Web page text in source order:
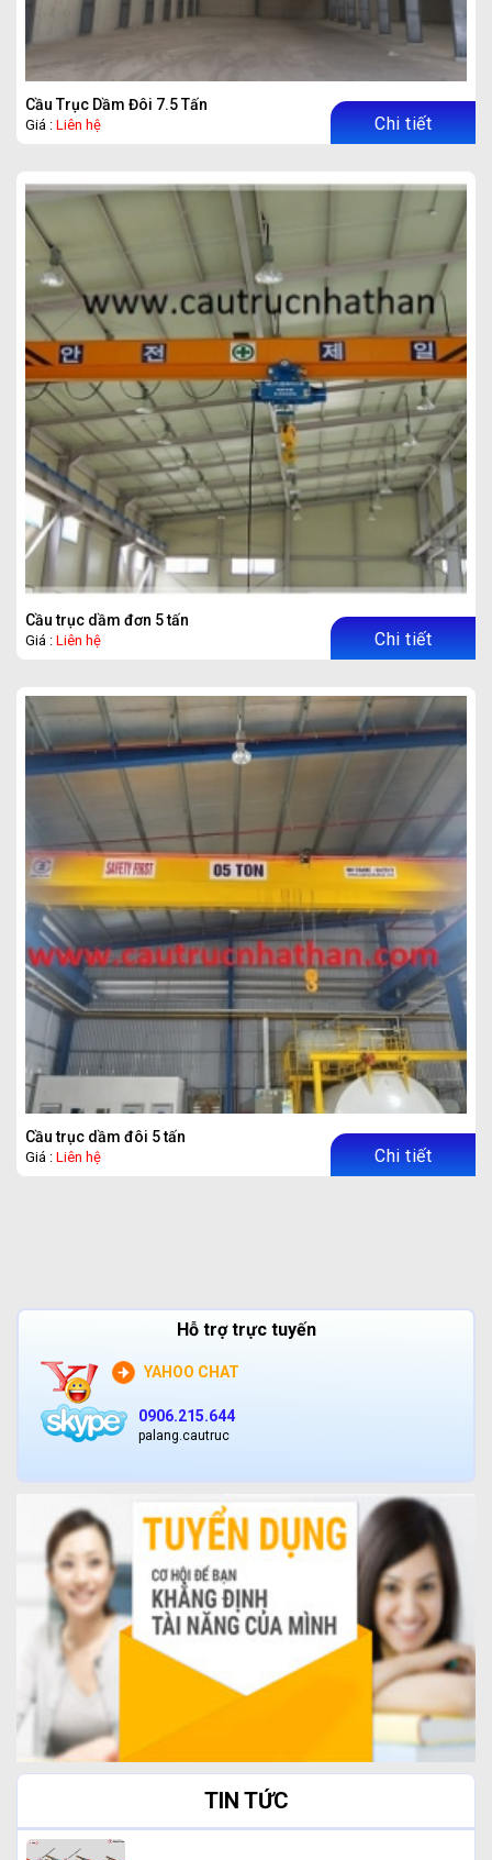
Cầu Trục Dầm Đôi 7.5 Tấn
Giá : Liên hệ Chi tiết
Cầu trục dầm đơn 5 tấn
Giá : Liên hệ Chi tiết
Cầu trục dầm đôi 5 tấn
Giá : Liên hệ Chi tiết
Hỗ trợ trực tuyến
YAHOO CHAT
0906.215.644
palang.cautruc
TIN TỨC